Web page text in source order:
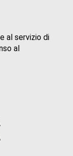
al servizio di
al